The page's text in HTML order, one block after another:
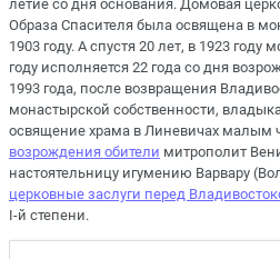
летие со дня основания. Домовая
Образа Спасителя была освящена в
1903 году. А спустя 20 лет, в 1923
году исполняется 22 года со дня
1993 года, после возвращения
монастырской собственности,
освящение храма в Линевичах малым
возрождения обители митрополит
настоятельницу игумению Варвару
церковные заслуги перед
I-й степени.